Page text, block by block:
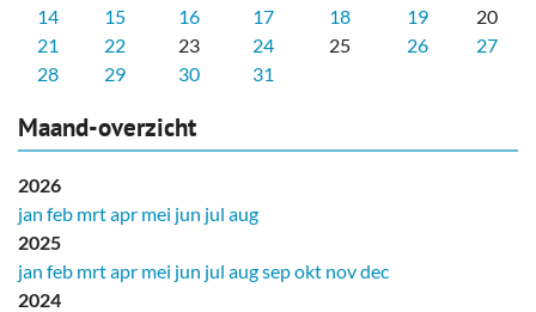
14
15 16 17 18 19
20
21
22 23 24 25 26
27
28
29 30 31
Maand-overzicht
2026
jan feb mrtapr mei jun jul aug
2025
jan feb mrtapr mei jun jul augsepokt novdec
2024